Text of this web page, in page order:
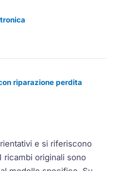
riparazione perdita
e si riferiscono
ricambi originali sono